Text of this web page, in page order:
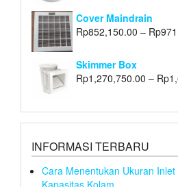
Cover Maindrain
Rp852,150.00 – Rp
Skimmer Box
Rp1,270,750.00 – Rp
INFORMASI TERBARU
Cara Menentukan Ukuran
Kapasitas Kolam